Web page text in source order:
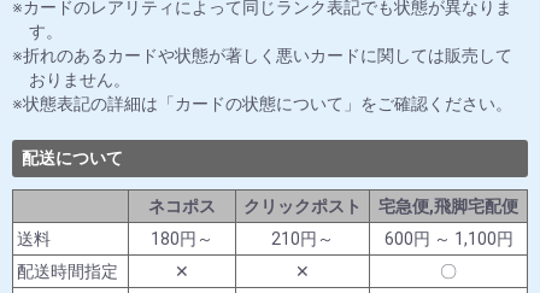
カードのレアリティによって同じランク表記でも状態が異なりま
す。
折れのあるカードや状態が著しく悪いカードに関しては販売して
おりません。
状態表記の詳細は「カードの状態について」をご確認ください。
配送について
ネコポス クリックポスト
宅急便,飛脚宅配便
送料
180円～ 210円～
600円 ～ 1,100円
配送時間指定
✕ ✕
〇